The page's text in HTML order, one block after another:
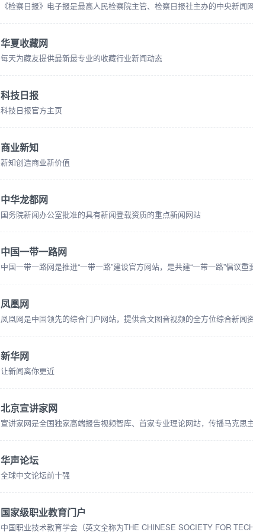
华夏收藏网
每天为藏友提供最新最专业的收藏行业新闻动态
科技日报
科技日报官方主页
商业新知
新知创造商业新价值
中华龙都网
国务院新闻办公室批准的具有新闻登载资质的重点新闻网站
中国一带一路网
凤凰网
新华网
让新闻离你更近
北京宣讲家网
华声论坛
全球中文论坛前十强
国家级职业教育门户